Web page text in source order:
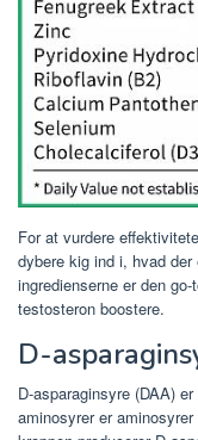
For at vurdere
dybere kig ind i, hvad
ingredienserne er den
testosteron boostere.
D-
D-asparaginsyre (DAA)
aminosyrer er